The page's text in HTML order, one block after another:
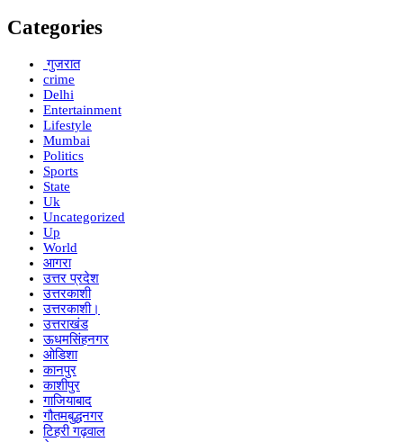
Categories
गुजरात
crime
Delhi
Entertainment
Lifestyle
Mumbai
Politics
Sports
State
Uk
Uncategorized
Up
World
आगरा
उत्तर प्रदेश
उत्तरकाशी
उत्तरकाशी।
उत्तराखंड
ऊधमसिंहनगर
ओडिशा
कानपुर
काशीपुर
गाजियाबाद
गौतमबुद्धनगर
टिहरी गढ़वाल